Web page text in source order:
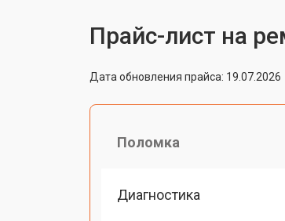
Прайс-лист на
Дата обновления прайса: 19.07.2026
Поломка
Диагностика